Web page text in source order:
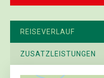
REISEVERLAUF
ZUSATZLEISTUNGEN